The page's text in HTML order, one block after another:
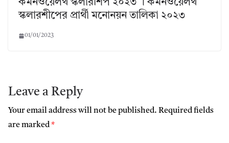
কমনওয়েলথ স্কলারশিপ ২০২৩ । কমনওয়েলথ
স্কলারশীপের প্রার্থী মনোনয়ন তালিকা ২০২৩
01/01/2023
Leave a Reply
Your email address will not be published. Required fields
are marked*